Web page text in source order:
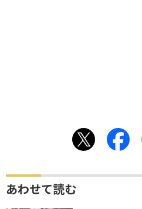
あわせて読む